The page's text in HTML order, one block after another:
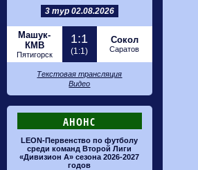
3 тур 02.08.2026
Машук-
КМВ
Пятигорск
1:1
(1:1)
Сокол
Саратов
Текстовая трансляция
Видео
АНОНС
LEON-Первенство по футболу
среди команд Второй Лиги
«Дивизион А» сезона 2026-2027
годов